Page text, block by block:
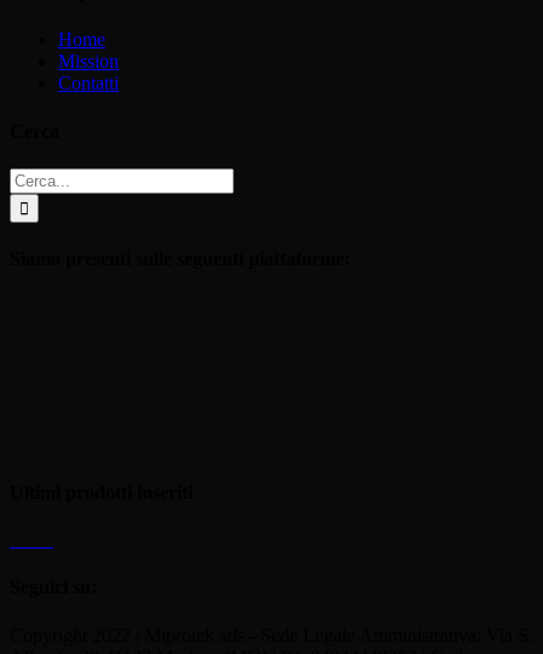
Home
Mission
Contatti
Cerca
per: